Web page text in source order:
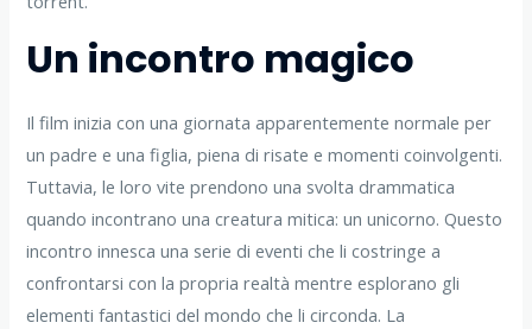
Un incontro magico
Il film inizia con una giornata apparentemente normale per
un padre e una figlia, piena di risate e momenti coinvolgenti.
Tuttavia, le loro vite prendono una svolta drammatica
quando incontrano una creatura mitica: un unicorno. Questo
incontro innesca una serie di eventi che li costringe a
confrontarsi con la propria realtà mentre esplorano gli
elementi fantastici del mondo che li circonda. La